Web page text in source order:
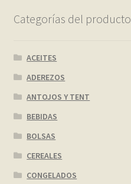
Finalizar compra
Frequently Questions
Home shop 3 – organic
Categorías del producto
ACEITES
ADEREZOS
ANTOJOS Y TENT
BEBIDAS
BOLSAS
CEREALES
CONGELADOS